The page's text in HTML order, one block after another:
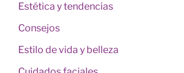
Estética y tendencias
Consejos
Estilo de vida y belleza